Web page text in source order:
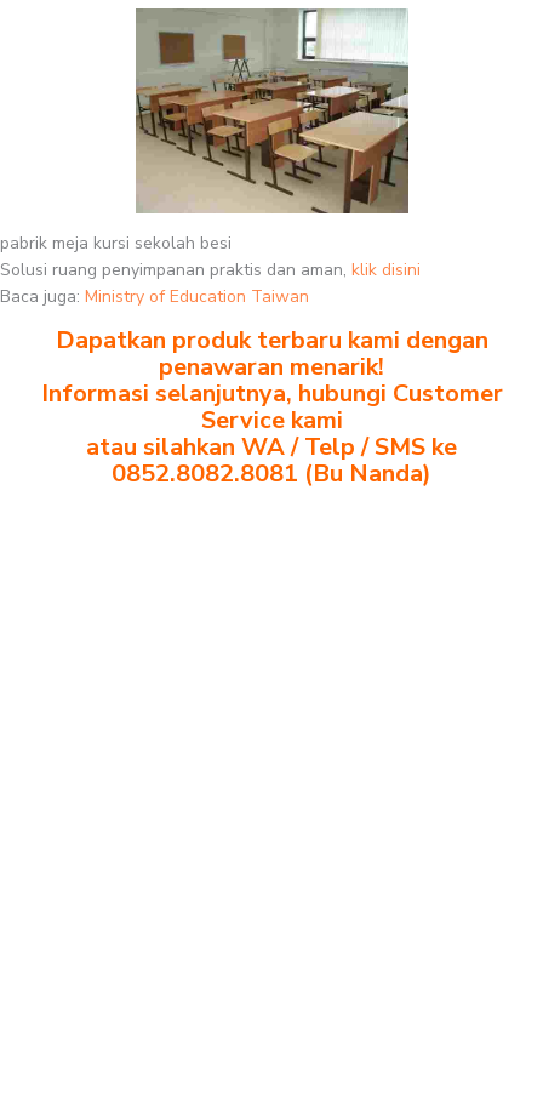
pabrik meja kursi sekolah besi
Solusi ruang penyimpanan praktis dan aman, klik disini
Baca juga: Ministry of Education Taiwan
Dapatkan produk terbaru kami dengan
penawaran menarik!
Informasi selanjutnya, hubungi Customer
Service kami
atau silahkan WA / Telp / SMS ke
0852.8082.8081 (Bu Nanda)